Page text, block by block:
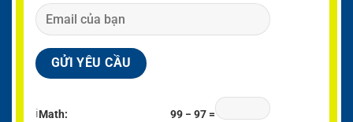
ℹMath: 99 − 97 =